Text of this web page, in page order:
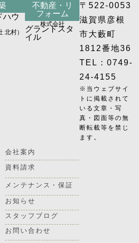
ハウ
北村）
不動産・リ
フォーム
株式会社
グランドスタ
イル
〒522-0053
滋賀県彦根
市大藪町
1812番地36
TEL：0749-
24-4155
※当ウェブサイ
トに掲載されて
いる文章・写
真・図面等の無
断転載等を禁じ
ます。
会社案内
資料請求
メンテナンス・保証
お知らせ
スタッフブログ
お問い合わせ